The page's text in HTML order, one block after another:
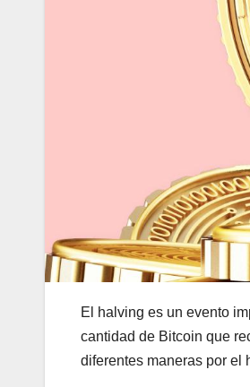
El halving es un evento
cantidad de Bitcoin que
diferentes maneras por el